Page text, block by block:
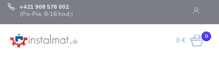
+421 908 576 002
(Po-Pia, 8-16 hod.)
0
0 €